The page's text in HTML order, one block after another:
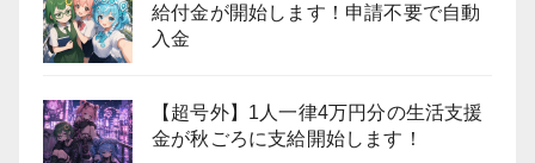
給付金が開始します！申請不要で自動
入金
【超号外】1人一律4万円分の生活支援
金が秋ごろに支給開始します！